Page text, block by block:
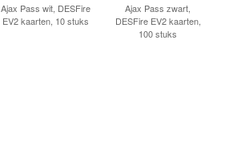
Ajax Pass wit, DESFire
EV2 kaarten, 10 stuks
Ajax Pass zwart,
DESFire EV2 kaarten,
100 stuks